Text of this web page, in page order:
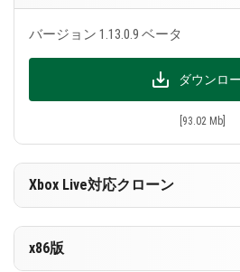
を飾ることができます。
って変わります。すべてのブ
けではなく、このアップデー
ックに追加されたサウンドがあ
光芽
干し草束
エメラルドブロック
かぼちゃ
バージョン 1.13.0.9 ベータ
ダウンロ
[93.02 Mb]
Xbox Live対応クローン
x86版